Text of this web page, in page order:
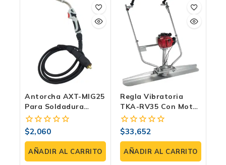
Antorcha AXT-MIG25
Para Soldadura
MIG/MAG – 200-230A,
3 Metros, Tipo
Binzel, Uso
Profesional
0
fuera
de
5
$2,060
AÑADIR AL CARRITO
Regla Vibratoria
TKA-RV35 Con Motor
Honda GX35 Para
Construcción Y
Nivelación De
Hormigón
0
fuera
de
5
$33,652
AÑADIR AL CARRITO